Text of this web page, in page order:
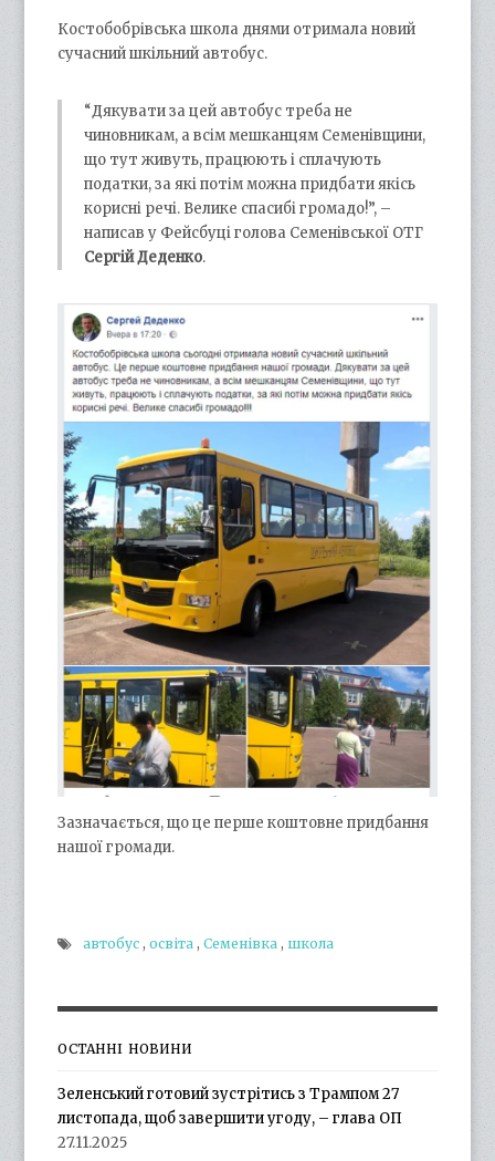
Костобобрівська школа днями отримала новий
сучасний шкільний автобус.
“Дякувати за цей автобус треба не
чиновникам, а всім мешканцям Семенівщини,
що тут живуть, працюють і сплачують
податки, за які потім можна придбати якісь
корисні речі. Велике спасибі громадо!”, –
написав у Фейсбуці голова Семенівської ОТГ
Сергій Деденко.
Зазначається, що це перше коштовне придбання
нашої громади.
автобус ,освіта ,Семенівка , школа
ОСТАННІ НОВИНИ
Зеленський готовий зустрітись з Трампом 27
листопада, щоб завершити угоду, – глава ОП
27.11.2025